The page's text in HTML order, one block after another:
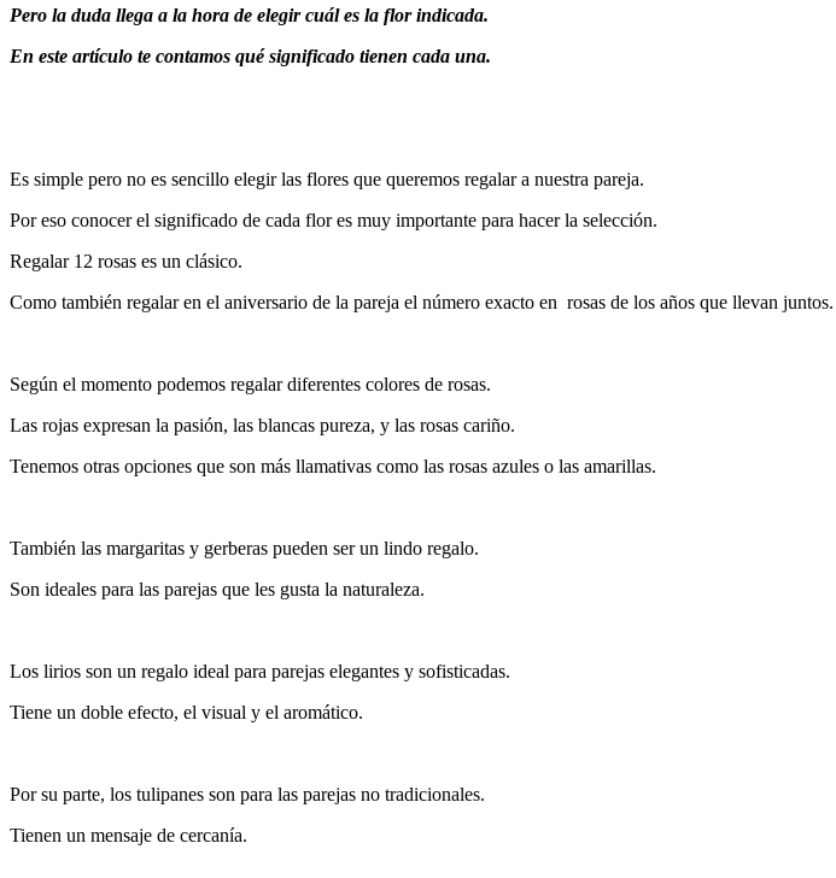
Pero la duda llega a la hora de elegir cuál es la flor indicada.
En este artículo te contamos qué significado tienen cada una.
Es simple pero no es sencillo elegir las flores que queremos regalar a nuestra pareja.
Por eso conocer el significado de cada flor es muy importante para hacer la selección.
Regalar 12 rosas es un clásico.
Como también regalar en el aniversario de la pareja el número exacto en rosas de los años que llevan juntos.
Según el momento podemos regalar diferentes colores de rosas.
Las rojas expresan la pasión, las blancas pureza, y las rosas cariño.
Tenemos otras opciones que son más llamativas como las rosas azules o las amarillas.
También las margaritas y gerberas pueden ser un lindo regalo.
Son ideales para las parejas que les gusta la naturaleza.
Los lirios son un regalo ideal para parejas elegantes y sofisticadas.
Tiene un doble efecto, el visual y el aromático.
Por su parte, los tulipanes son para las parejas no tradicionales.
Tienen un mensaje de cercanía.